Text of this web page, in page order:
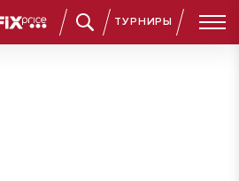
ТУРНИРЫ